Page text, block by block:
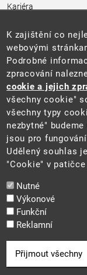
Kariéra
Pro média a veřejnost
Povinně
Kontakty
Přistupnost budovy
Web
Aktuality
Ochrana osobních
Prohlášení o
Zásady používání
Mapa webu
K zajištění co
webovými
Podrobné
zpracování
cookie a jejich
všechny cookie"
všechny typy
nezbytné"
jsou pro
Udělený souhlas
"Cookie" v
Nutné
Výkonové
Funkční
Reklamní
Přijmout všechny